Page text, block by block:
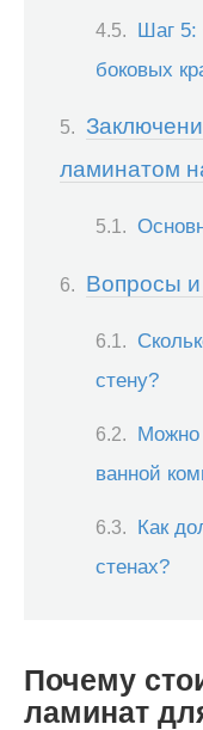
Шаг 5:
боковых
ламинатом
Вопросы и
стену?
Можно
ванной
Как
стенах?
Почему
ламинат